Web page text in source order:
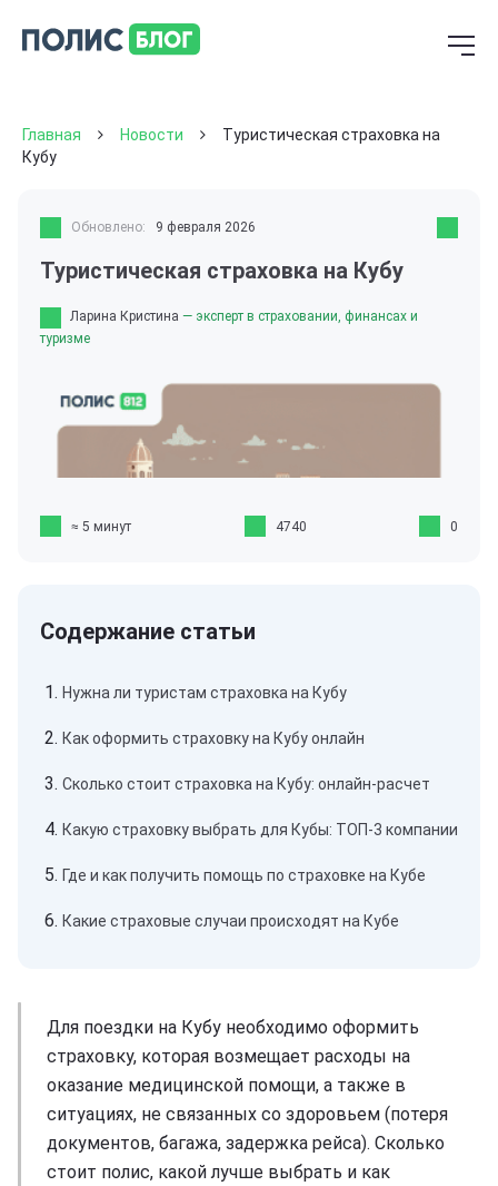
Главная Новости
Туристическая страховка на
Кубу
Обновлено: 9 февраля 2026
Туристическая страховка на Кубу
Ларина Кристина — эксперт в страховании, финансах и
туризме
≈ 5 минут 4740 0
Нужна ли туристам страховка на Кубу
Как оформить страховку на Кубу онлайн
Сколько стоит страховка на Кубу: онлайн-расчет
Какую страховку выбрать для Кубы: ТОП-3 компании
Где и как получить помощь по страховке на Кубе
Какие страховые случаи происходят на Кубе
Для поездки на Кубу необходимо оформить
страховку, которая возмещает расходы на
оказание медицинской помощи, а также в
ситуациях, не связанных со здоровьем (потеря
документов, багажа, задержка рейса). Сколько
стоит полис, какой лучше выбрать и как